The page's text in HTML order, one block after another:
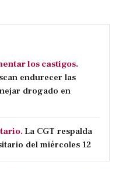
los castigos.
endurecer las
drogado en
La CGT respalda
del miércoles 12